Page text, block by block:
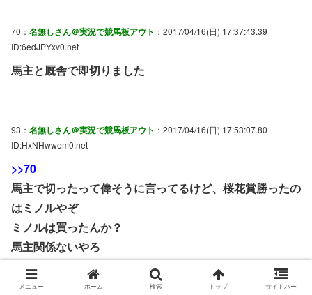
70： 名無しさん＠実況で競馬板アウト ：2017/04/16(日) 17:37:43.39
ID:6edJPYxv0.net
馬主と厩舎で即切りました
93： 名無しさん＠実況で競馬板アウト ：2017/04/16(日) 17:53:07.80
ID:HxNHwwem0.net
>>70
馬主で切ったって偉そうに言ってるけど、桜花賞勝ったの
はミノルやぞ
ミノルは買ったんか？
馬主関係ないやろ
メニュー ホーム 検索 トップ サイドバー